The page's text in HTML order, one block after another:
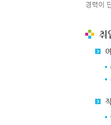
경력이
취